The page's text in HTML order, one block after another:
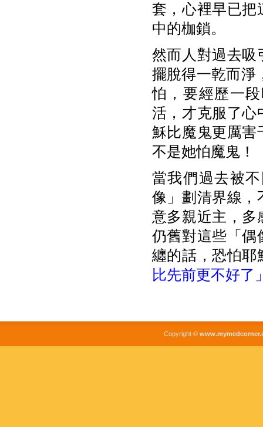
套，心裡早已把
中的枷鎖。
然而人對過去吸
擺脫得一乾而淨
怕，要經歷一
活，才克服了心
穌比魔鬼更厲害
不是她怕魔鬼！
當我們過去被
像」劃清界線，
意多親近主，多
仍舊對這些「偶
纏的話，恐怕耶
比先前更不好了
Copyright ©